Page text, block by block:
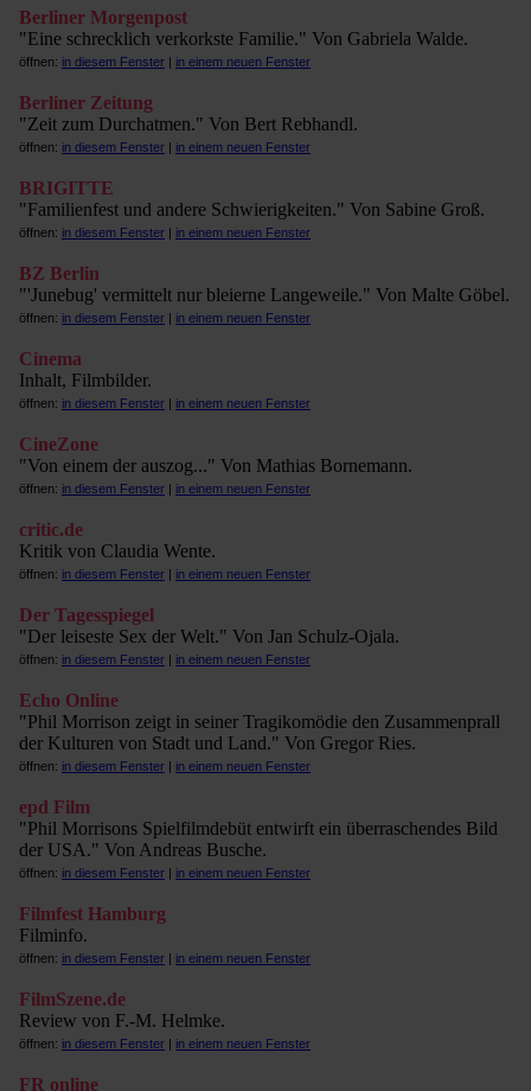
Berliner Morgenpost
"Eine schrecklich verkorkste Familie." Von Gabriela Walde.
öffnen: in diesem Fenster | in einem neuen Fenster
Berliner Zeitung
"Zeit zum Durchatmen." Von Bert Rebhandl.
öffnen: in diesem Fenster | in einem neuen Fenster
BRIGITTE
"Familienfest und andere Schwierigkeiten." Von Sabine Groß.
öffnen: in diesem Fenster | in einem neuen Fenster
BZ Berlin
"'Junebug' vermittelt nur bleierne Langeweile." Von Malte Göbel.
öffnen: in diesem Fenster | in einem neuen Fenster
Cinema
Inhalt, Filmbilder.
öffnen: in diesem Fenster | in einem neuen Fenster
CineZone
"Von einem der auszog..." Von Mathias Bornemann.
öffnen: in diesem Fenster | in einem neuen Fenster
critic.de
Kritik von Claudia Wente.
öffnen: in diesem Fenster | in einem neuen Fenster
Der Tagesspiegel
"Der leiseste Sex der Welt." Von Jan Schulz-Ojala.
öffnen: in diesem Fenster | in einem neuen Fenster
Echo Online
"Phil Morrison zeigt in seiner Tragikomödie den Zusammenprall
der Kulturen von Stadt und Land." Von Gregor Ries.
öffnen: in diesem Fenster | in einem neuen Fenster
epd Film
"Phil Morrisons Spielfilmdebüt entwirft ein überraschendes Bild
der USA." Von Andreas Busche.
öffnen: in diesem Fenster | in einem neuen Fenster
Filmfest Hamburg
Filminfo.
öffnen: in diesem Fenster | in einem neuen Fenster
FilmSzene.de
Review von F.-M. Helmke.
öffnen: in diesem Fenster | in einem neuen Fenster
FR online